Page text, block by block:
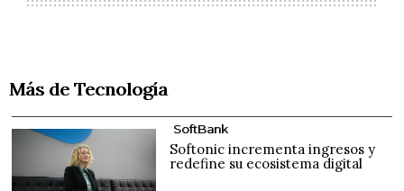
Más de Tecnología
SoftBank
Softonic incrementa ingresos y
redefine su ecosistema digital